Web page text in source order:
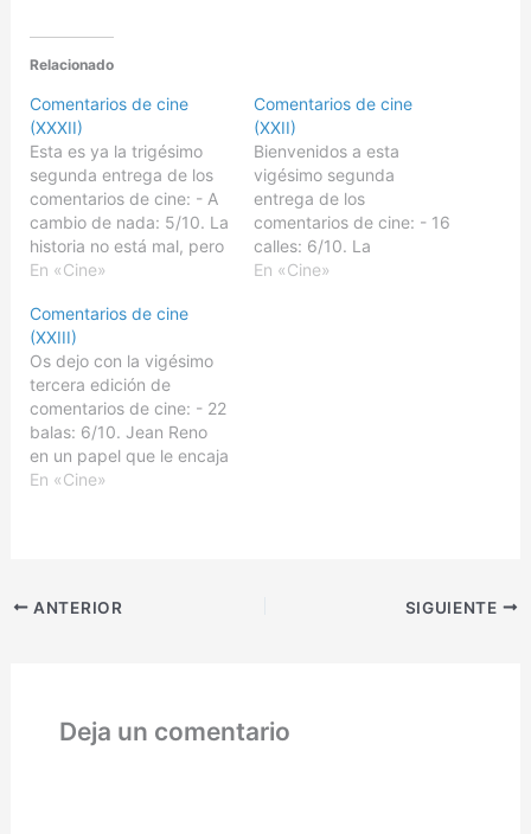
Relacionado
Comentarios de cine
(XXXII)
Esta es ya la trigésimo
segunda entrega de los
comentarios de cine: - A
cambio de nada: 5/10. La
historia no está mal, pero
es que la interpretación
es poco convincente y la
desvirtúa. - A todo gas 7:
7/10. Probablemente la
mejor de toda la…
En «Cine»
Comentarios de cine
(XXII)
Bienvenidos a esta
vigésimo segunda
entrega de los
comentarios de cine: - 16
calles: 6/10. La
caracterización de Bruce
En «Cine»
Comentarios de cine
(XXIII)
Os dejo con la vigésimo
tercera edición de
comentarios de cine: - 22
balas: 6/10. Jean Reno
en un papel que le encaja
mucho: L'immortel, un
transmite desesperación
En «Cine»
ANTERIOR SIGUIENTE
Deja un comentario